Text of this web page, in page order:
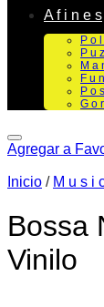
A f i n e s
P o
P u
M a
F u
P o
G o r
Agregar a
Inicio / M u s i
Bossa
Vinilo